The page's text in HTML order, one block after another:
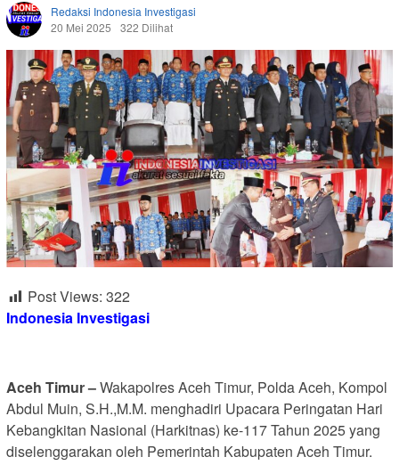
Redaksi Indonesia Investigasi
20 Mei 2025
322 Dilihat
Post Views: 322
Indonesia Investigasi
Aceh Timur –Wakapolres Aceh Timur, Polda Aceh, Kompol
Abdul Muin, S.H.,M.M. menghadiri Upacara Peringatan Hari
Kebangkitan Nasional (Harkitnas) ke-117 Tahun 2025 yang
diselenggarakan oleh Pemerintah Kabupaten Aceh Timur.